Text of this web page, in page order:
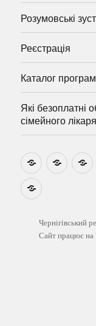
Розумовські
Реєстрація
Каталог програм
Які безоплатні
сімейного
Новини
Які
безоплатні
можна
пройти
у
Чернігівський
Сайт працює на